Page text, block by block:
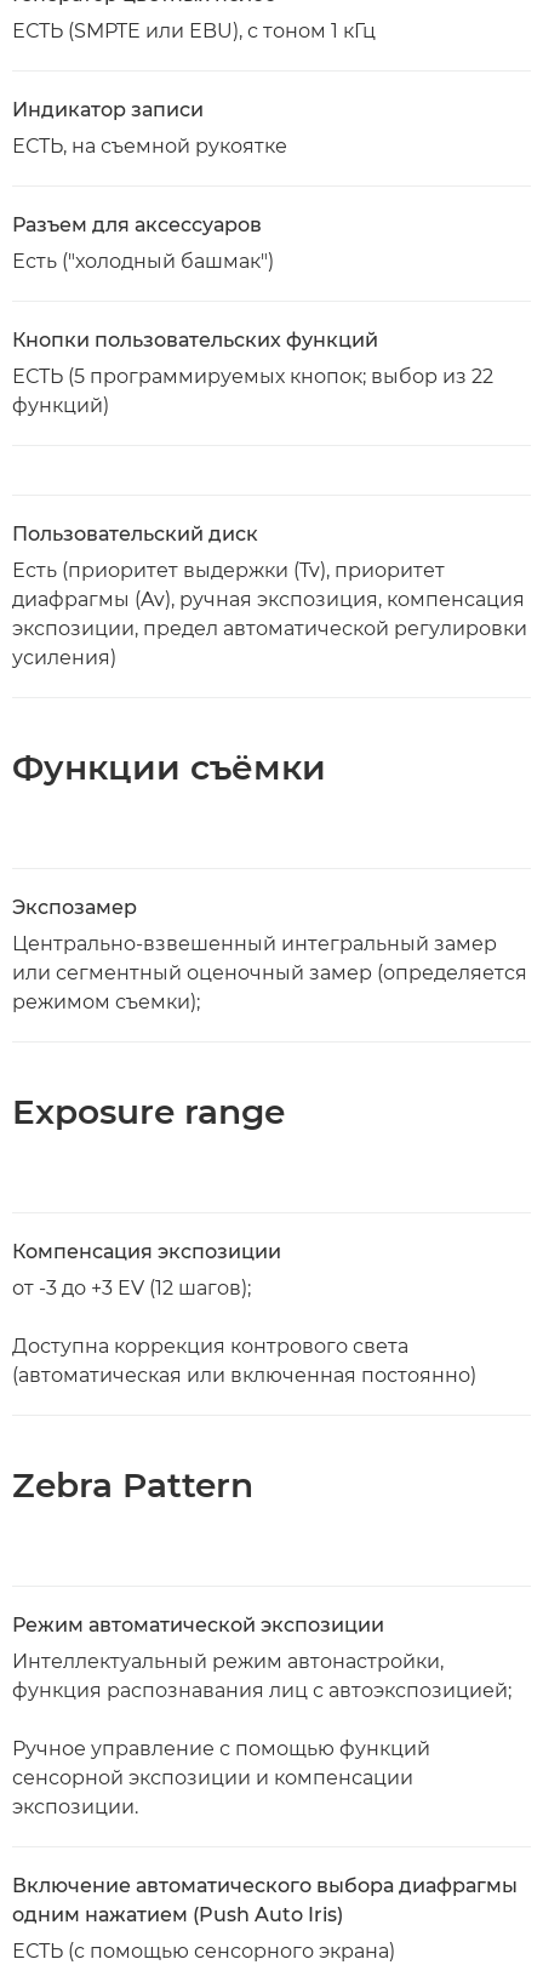
ЕСТЬ (SMPTE или EBU), с тоном 1 кГц
Индикатор записи
ЕСТЬ, на съемной рукоятке
Разъем для аксессуаров
Есть ("холодный башмак")
Кнопки пользовательских функций
ЕСТЬ (5 программируемых кнопок; выбор из 22
функций)
Пользовательский диск
Есть (приоритет выдержки (Tv), приоритет
диафрагмы (Av), ручная экспозиция, компенсация
экспозиции, предел автоматической регулировки
усиления)
Функции съёмки
Экспозамер
Центрально-взвешенный интегральный замер
или сегментный оценочный замер (определяется
режимом съемки);
Exposure range
Компенсация экспозиции
от -3 до +3 EV (12 шагов);
Доступна коррекция контрового света
(автоматическая или включенная постоянно)
Zebra Pattern
Режим автоматической экспозиции
Интеллектуальный режим автонастройки,
функция распознавания лиц с автоэкспозицией;
Ручное управление с помощью функций
сенсорной экспозиции и компенсации
экспозиции.
Включение автоматического выбора диафрагмы
одним нажатием (Push Auto Iris)
ЕСТЬ (с помощью сенсорного экрана)